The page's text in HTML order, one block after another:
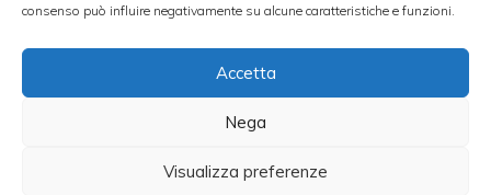
consenso può influire negativamente su alcune caratteristiche e funzioni.
Accetta
Nega
Visualizza preferenze
amalgamata che dolcemente incorporerai
alla crema di tuorli e zucchero
– Aggiungi, infine, la fecola di patate, il